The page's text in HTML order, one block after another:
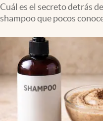
Apertura
Clase
Clima
Mundial 2026
Eventos Corporativos
Cuál es el secreto detrás
shampoo que pocos